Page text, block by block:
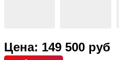
Цена: 149 500 руб